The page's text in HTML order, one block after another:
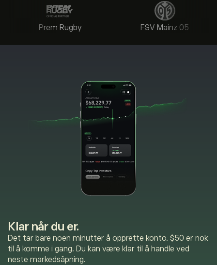
Prem Rugby FSV Mainz 05
Klar når du er.
Det tar bare noen minutter å opprette konto. $50 er nok
til å komme i gang. Du kan være klar til å handle ved
neste markedsåpning.